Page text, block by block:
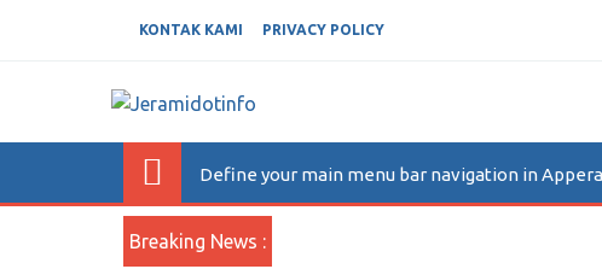
KONTAK KAMI PRIVACY POLICY
Define your main menu bar navigation in
Breaking News :